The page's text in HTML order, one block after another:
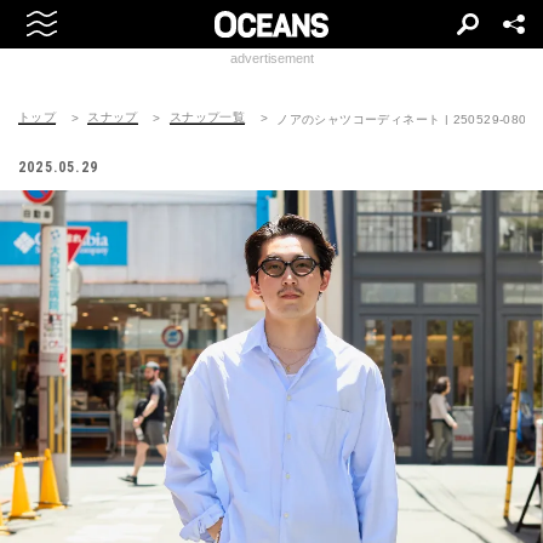
advertisement
トップ スナップ スナップ一覧 ノアのシャツコーディネート | 250529-0806-
2025.05.29